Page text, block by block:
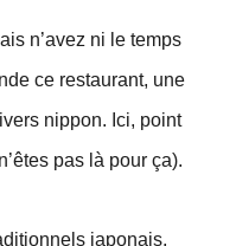
n’avez ni le temps
ce restaurant, une
nippon. Ici, point
pas là pour ça).
japonais,